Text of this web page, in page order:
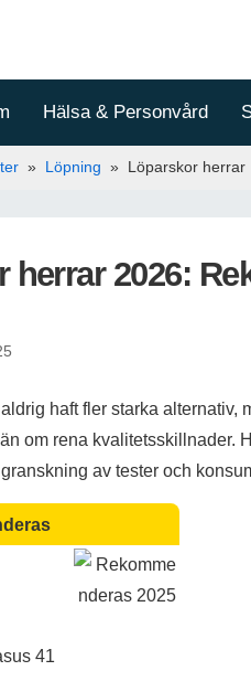
Hälsa & Personvård
» Löpning » Löparskor herrar
herrar 2026:
haft fler starka
om rena kvalitetsskillnader.
av tester och